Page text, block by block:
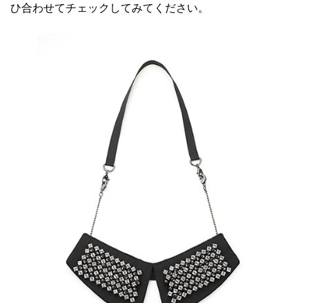
ひ合わせてチェックしてみてください。